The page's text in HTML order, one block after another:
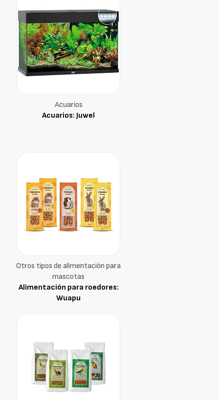
Acuarios
Acuarios: Juwel
Otros tipos de alimentación para
mascotas
Alimentación para roedores:
Wuapu